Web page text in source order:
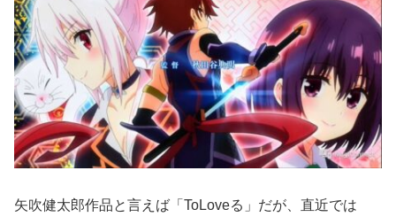
矢吹健太郎作品と言えば「ToLoveる」だが、直近では